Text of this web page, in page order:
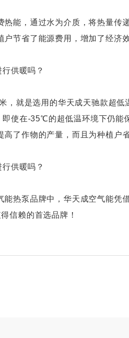
能，通过水为介质，将热量传
节省了能源费用，增加了经济
就是选用的华天成天驰款超低
使在-35℃的超低温环境下仍能
了作物的产量，而且为种植户
热泵品牌中，华天成空气能凭
信赖的首选品牌！